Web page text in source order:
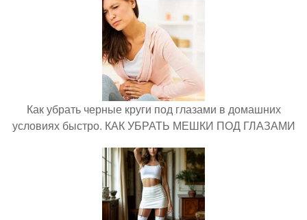
Как убрать черные круги под глазами в домашних
условиях быстро. КАК УБРАТЬ МЕШКИ ПОД ГЛАЗАМИ